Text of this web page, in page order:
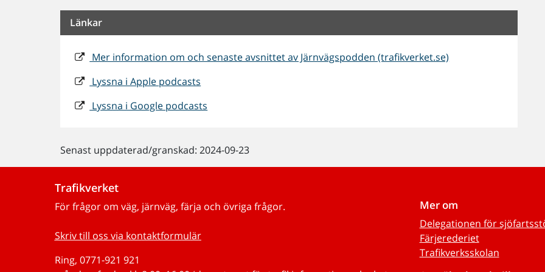
Länkar
Mer information om och senaste avsnittet av Järnvägspodden (trafikverket.se)
Lyssna i Apple podcasts
Lyssna i Google podcasts
Senast uppdaterad/granskad: 2024-09-23
Trafikverket
För frågor om väg, järnväg, färja och övriga frågor.
Skriv till oss via kontaktformulär
Ring, 0771-921 921
Mer om
Delegationen för
Färjerederiet
Trafikverksskolan